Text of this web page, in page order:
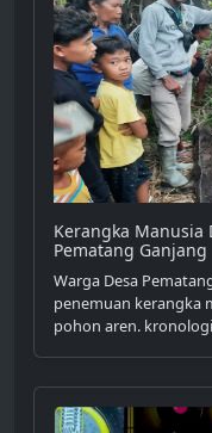
Kerangka Manusia
Pematang Ganjang
Warga Desa
penemuan kerangka
pohon aren.